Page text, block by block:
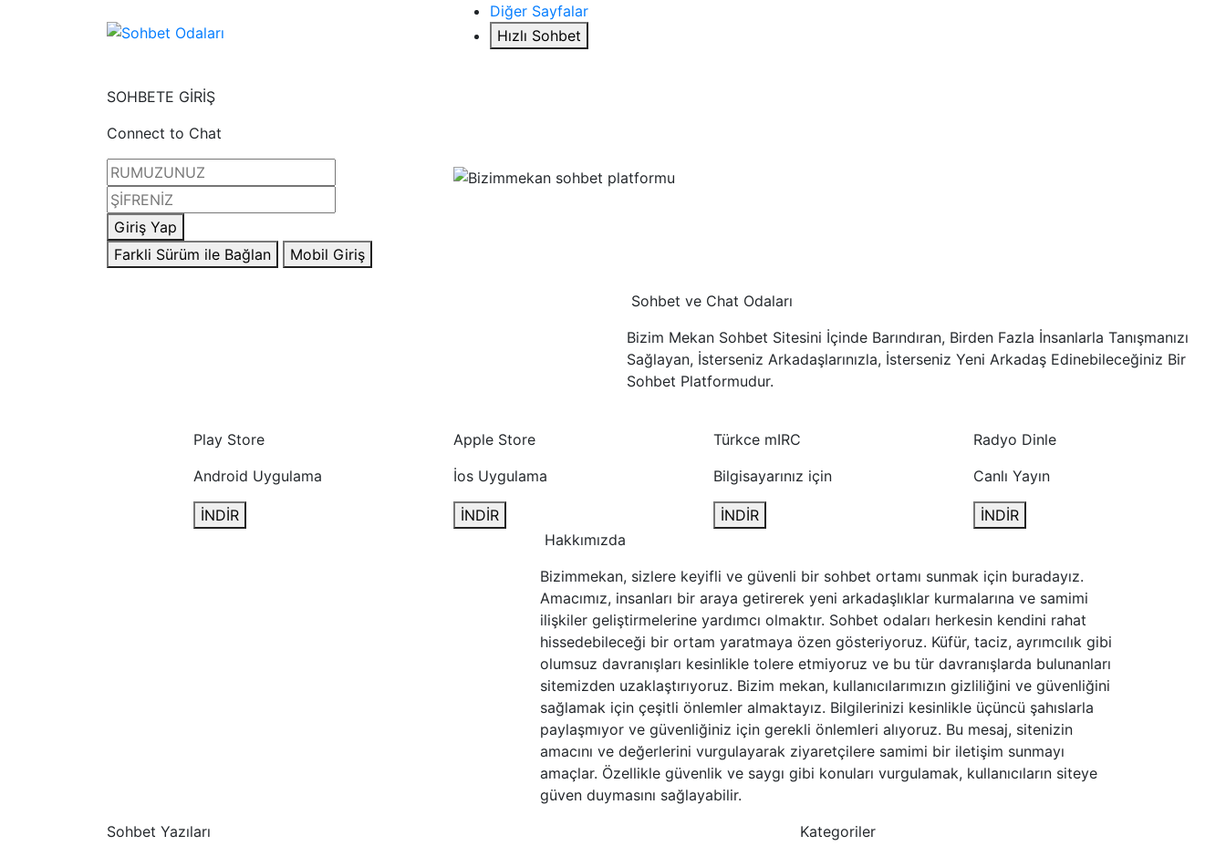
Diğer Sayfalar
Hızlı Sohbet
SOHBETE GİRİŞ
Connect to Chat
Giriş Yap
Farkli Sürüm ile Bağlan
Mobil Giriş
Sohbet ve Chat Odaları
Bizim Mekan Sohbet Sitesini İçinde Barındıran, Birden Fazla İnsanlarla Tanışmanızı
Sağlayan, İsterseniz Arkadaşlarınızla, İsterseniz Yeni Arkadaş Edinebileceğiniz Bir
Sohbet Platformudur.
Play Store
Android Uygulama
İNDİR
Apple Store
İos Uygulama
İNDİR
Türkce mIRC
Bilgisayarınız için
İNDİR
Radyo Dinle
Canlı Yayın
İNDİR
Hakkımızda
Bizimmekan, sizlere keyifli ve güvenli bir sohbet ortamı sunmak için buradayız.
Amacımız, insanları bir araya getirerek yeni arkadaşlıklar kurmalarına ve samimi
ilişkiler geliştirmelerine yardımcı olmaktır. Sohbet odaları herkesin kendini rahat
hissedebileceği bir ortam yaratmaya özen gösteriyoruz. Küfür, taciz, ayrımcılık gibi
olumsuz davranışları kesinlikle tolere etmiyoruz ve bu tür davranışlarda bulunanları
sitemizden uzaklaştırıyoruz. Bizim mekan, kullanıcılarımızın gizliliğini ve güvenliğini
sağlamak için çeşitli önlemler almaktayız. Bilgilerinizi kesinlikle üçüncü şahıslarla
paylaşmıyor ve güvenliğiniz için gerekli önlemleri alıyoruz. Bu mesaj, sitenizin
amacını ve değerlerini vurgulayarak ziyaretçilere samimi bir iletişim sunmayı
amaçlar. Özellikle güvenlik ve saygı gibi konuları vurgulamak, kullanıcıların siteye
güven duymasını sağlayabilir.
Sohbet Yazıları
Kategoriler